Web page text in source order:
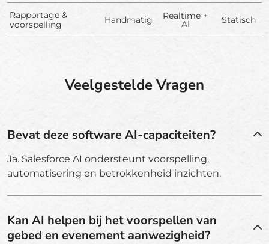
Rapportage &
voorspelling
Handmatig Realtime +
AI Statisch
Veelgestelde Vragen
Bevat deze software AI-capaciteiten?
Ja. Salesforce AI ondersteunt voorspelling,
automatisering en betrokkenheid inzichten.
Kan AI helpen bij het voorspellen van
gebed en evenement aanwezigheid?